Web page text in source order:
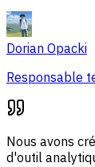
Dorian Opacki
Responsable
Nous avons
d'outil